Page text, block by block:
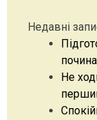
Недавні
Не